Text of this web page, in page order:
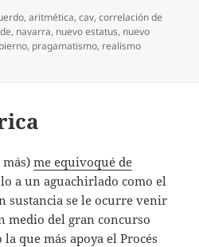
,aritmética,cav,correlación de
, navarra, nuevo estatus, nuevo
, pragamatismo, realismo
más)me equivoqué de
a un aguachirlado como el
sustancia se le ocurre venir
medio del gran concurso
que más apoya el Procés